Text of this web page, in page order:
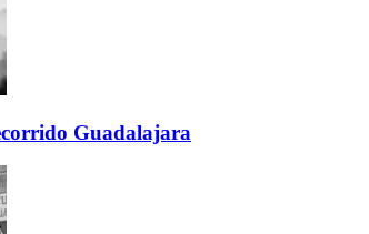
Guadalajara